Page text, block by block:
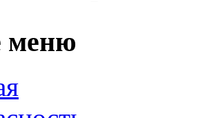
меню